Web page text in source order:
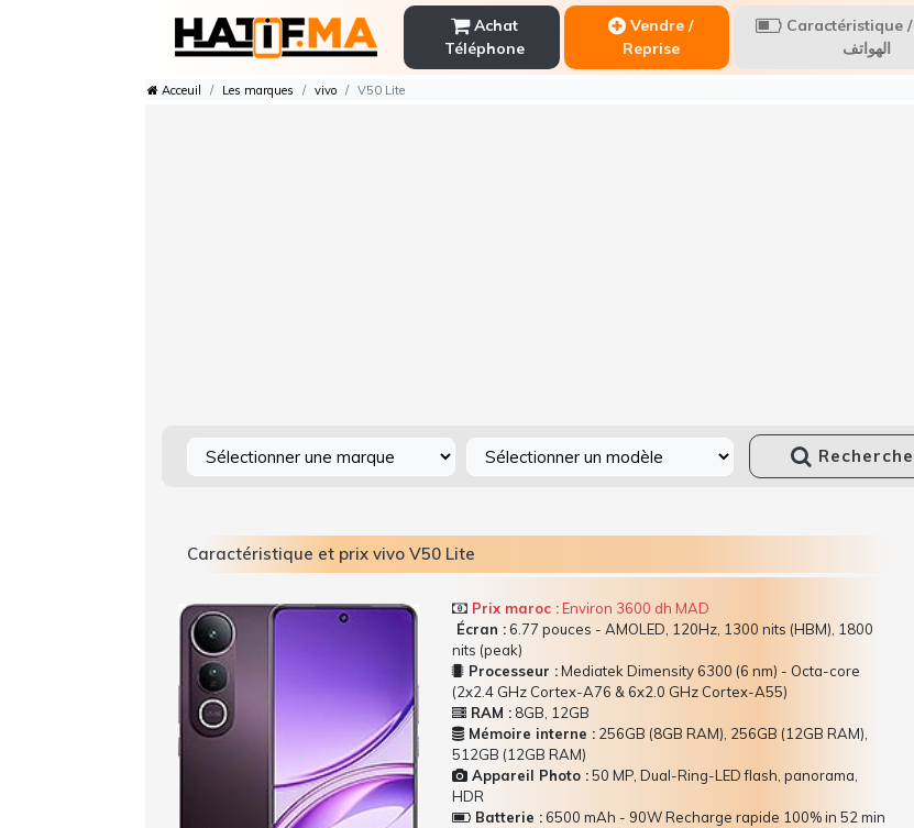
Achat
Téléphone
Vendre /
Reprise
Caractéristique / مواصفات
الهواتف
Acceuil Les marques vivo V50 Lite
Caractéristique et prix vivo V50 Lite
Prix maroc : Environ 3600 dh MAD
Écran :6.77 pouces - AMOLED, 120Hz, 1300 nits (HBM), 1800
nits (peak)
Processeur :Mediatek Dimensity 6300 (6 nm) - Octa-core
(2x2.4 GHz Cortex-A76 & 6x2.0 GHz Cortex-A55)
RAM : 8GB, 12GB
Mémoire interne : 256GB (8GB RAM), 256GB (12GB RAM),
512GB (12GB RAM)
Appareil Photo :50 MP, Dual-Ring-LED flash, panorama,
HDR
Batterie :6500 mAh - 90W Recharge rapide 100% in 52 min